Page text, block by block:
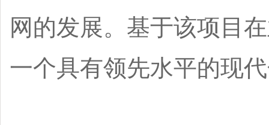
网的发展。基于该项目
一个具有领先水平的现